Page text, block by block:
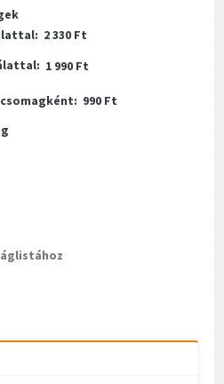
2 330 Ft
1 990 Ft
990 Ft